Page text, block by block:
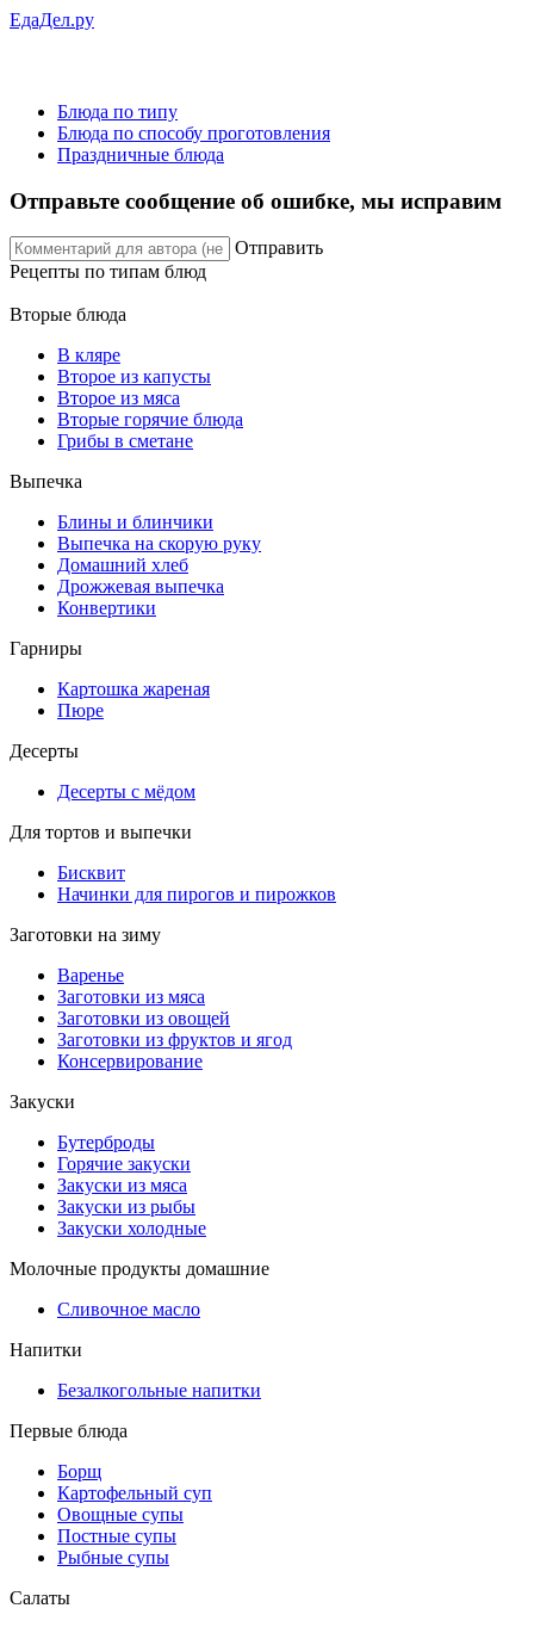
ЕдаДел.ру
Блюда по типу
Блюда по способу проготовления
Праздничные блюда
Отправьте сообщение об ошибке, мы исправим
Отправить
Рецепты по типам блюд
Вторые блюда
В кляре
Второе из капусты
Второе из мяса
Вторые горячие блюда
Грибы в сметане
Выпечка
Блины и блинчики
Выпечка на скорую руку
Домашний хлеб
Дрожжевая выпечка
Конвертики
Гарниры
Картошка жареная
Пюре
Десерты
Десерты с мёдом
Для тортов и выпечки
Бисквит
Начинки для пирогов и пирожков
Заготовки на зиму
Варенье
Заготовки из мяса
Заготовки из овощей
Заготовки из фруктов и ягод
Консервирование
Закуски
Бутерброды
Горячие закуски
Закуски из мяса
Закуски из рыбы
Закуски холодные
Молочные продукты домашние
Сливочное масло
Напитки
Безалкогольные напитки
Первые блюда
Борщ
Картофельный суп
Овощные супы
Постные супы
Рыбные супы
Салаты